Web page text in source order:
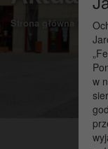
Strona główna
w